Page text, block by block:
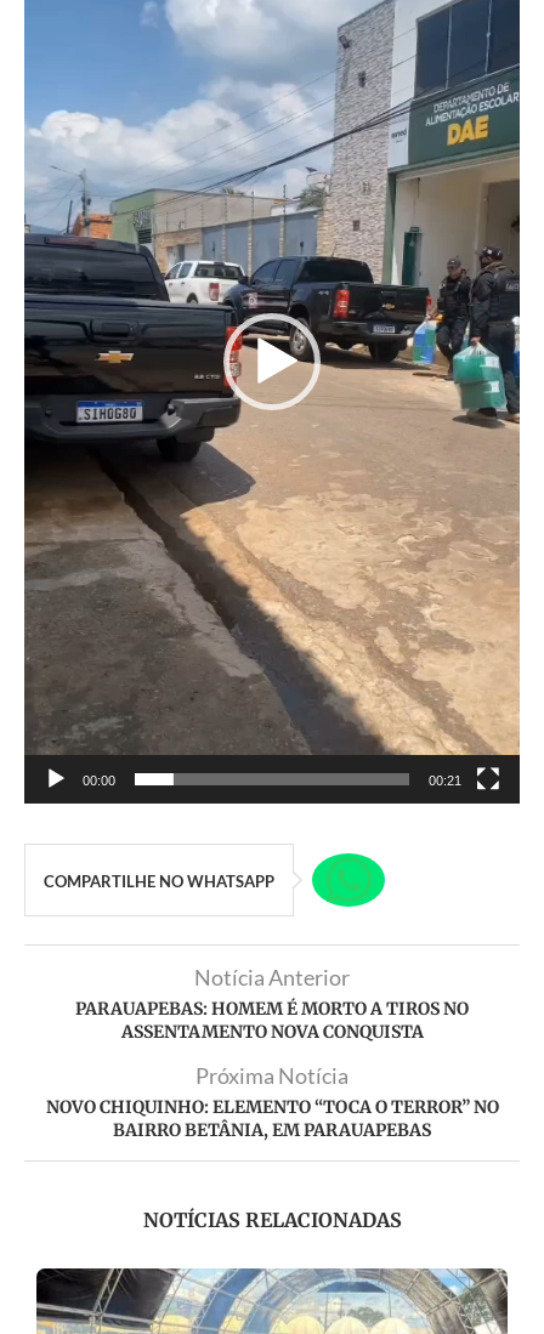
00:00 00:21
COMPARTILHE NO WHATSAPP
Notícia Anterior
PARAUAPEBAS: HOMEM É MORTO A TIROS NO
ASSENTAMENTO NOVA CONQUISTA
Próxima Notícia
NOVO CHIQUINHO: ELEMENTO “TOCA O TERROR” NO
BAIRRO BETÂNIA, EM PARAUAPEBAS
NOTÍCIAS RELACIONADAS